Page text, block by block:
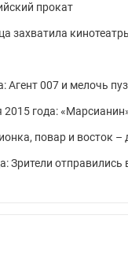
прокат
захватила
007 и мелочь
года:
повар и восток –
Зрители